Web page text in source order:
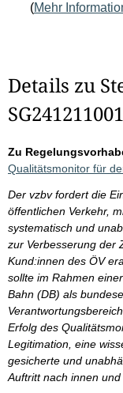
(Mehr
Details zu
Zu
Qualitätsmonitor für
Der vzbv fordert die
öffentlichen Verkehr,
systematisch und
zur Verbesserung der
Kund:innen des ÖV
sollte im Rahmen
Bahn (DB) als
Erfolg des
Legitimation, eine
gesicherte und
Auftritt nach innen